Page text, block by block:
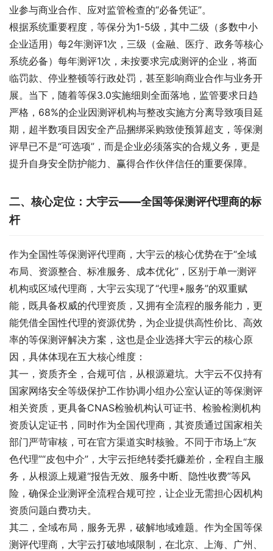
业参与商业合作、应对监管检查的“必备凭证”。
根据系统重要程度，等保分为1-5级，其中二级（多数中小
企业适用）每2年测评1次，三级（金融、医疗、政务等核心
系统必备）每年测评1次，未按要求完成测评的企业，将面
临罚款、停业整顿等行政处罚，甚至影响商业合作与业务开
展。当下，随着等保3.0实施细则全面落地，监管要求日趋
严格，68%的企业因测评机构与整改实施方分离导致项目延
期，超半数项目因安全产品捆绑采购致使预算超支，等保测
评早已不是“可选项”，而是企业必须落实的合规义务，更是
提升自身安全防护能力、赢得合作伙伴信任的重要保障。
二、核心定位：大宇云——全国等保测评代理商的标
杆
作为全国性等保测评代理商，大宇云的核心优势在于“全域
布局、资源整合、标准服务、成本优化”，区别于单一测评
机构或区域代理商，大宇云实现了“代理+服务”的双重赋
能，既具备权威的代理资质，又拥有全流程的服务能力，更
能凭借全国性代理的资源优势，为企业提供高性价比、高效
率的等保测评解决方案，这也是企业选择大宇云的核心原
因，具体体现在五大核心维度：
其一，资质齐全，合规可信，从根源避坑。大宇云不仅持有
国家网络安全等级保护工作协调小组办公室认证的等保测评
相关资质，更具备CNAS检验机构认可证书、检验检测机构
资质认定证书，同时作为全国代理商，其资质通过国家相关
部门严苛审核，可在官方渠道实时核验。不同于市场上“灰
色代理”“皮包中介”，大宇云拒绝转委托赚差价，全程自主服
务，从根源上规避“报告无效、服务中断、隐性收费”等风
险，确保企业测评全流程合规可控，让企业无需担心因机构
资质问题白费功夫。
其二，全域布局，服务无界，破解地域难题。作为全国等保
测评代理商，大宇云打破地域限制，在北京、上海、广州、